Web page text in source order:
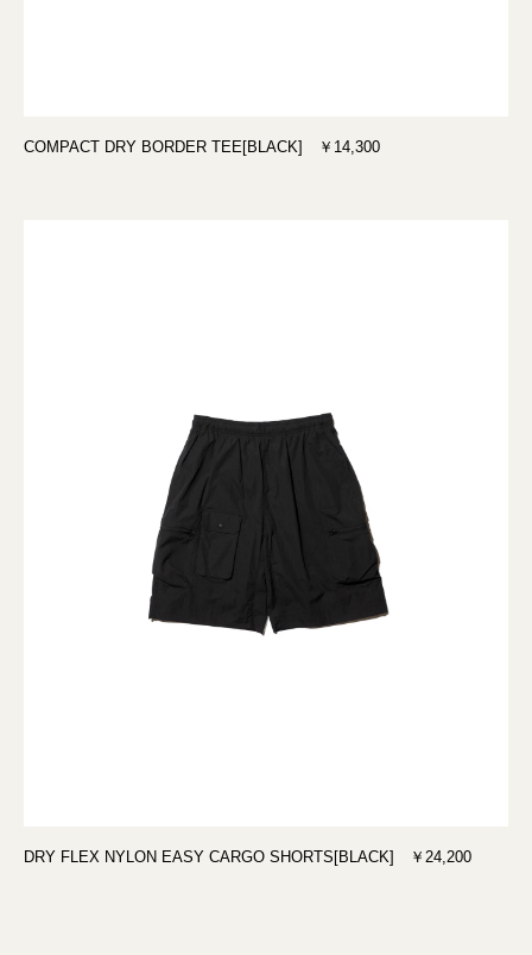
COMPACT DRY BORDER TEE[BLACK] ￥14,300
DRY FLEX NYLON EASY CARGO SHORTS[BLACK] ￥24,200